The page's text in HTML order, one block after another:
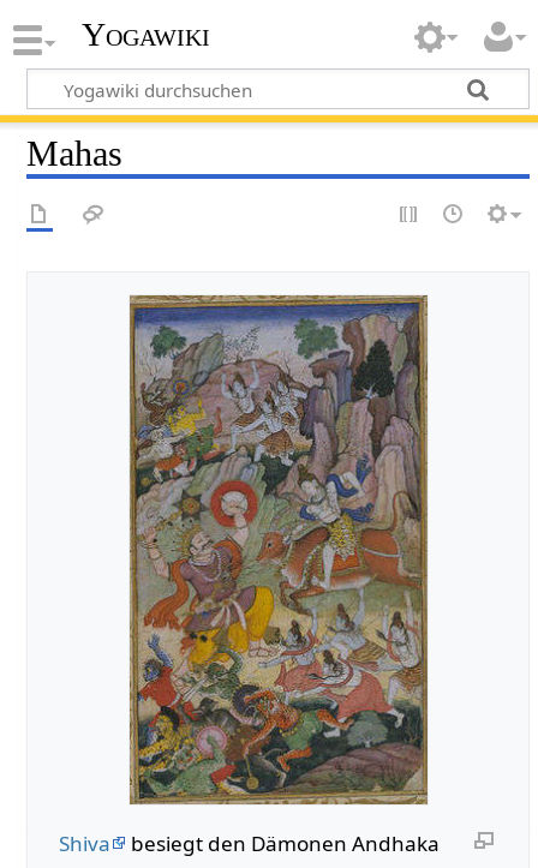
Yogawiki
Mahas
Shiva besiegt den Dämonen Andhaka